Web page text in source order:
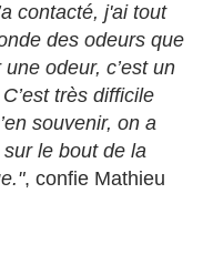
contacté, j'ai tout
des odeurs que
odeur, c’est un
très difficile
souvenir, on a
sur le bout de la
, confie Mathieu